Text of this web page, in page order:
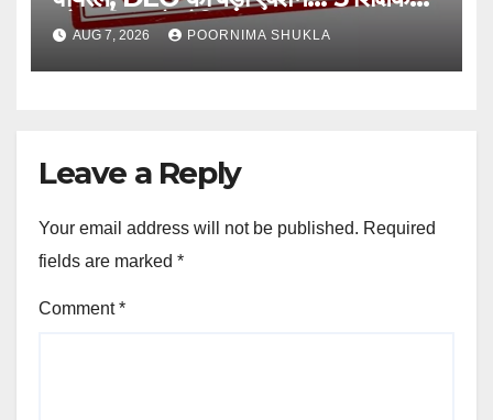
और स्वीपर को नोटिस…
AUG 7, 2026 POORNIMA SHUKLA
Leave a Reply
Your email address will not be published. Required
fields are marked *
Comment*